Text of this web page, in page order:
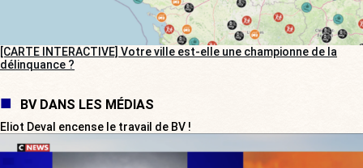
[CARTE INTERACTIVE] Votre ville est-elle une championne de la
délinquance ?
BV DANS LES MÉDIAS
Eliot Deval encense le travail de BV !